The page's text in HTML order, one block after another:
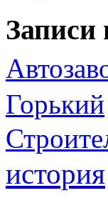
Записи
Горький
история